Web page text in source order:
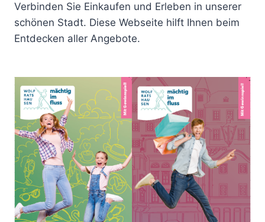
Verbinden Sie Einkaufen und Erleben in unserer
schönen Stadt. Diese Webseite hilft Ihnen beim
Entdecken aller Angebote.